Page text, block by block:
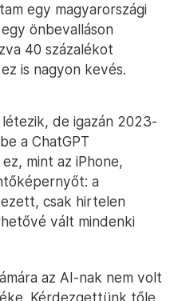
egy magyarországi
önbevalláson
40 százalékot
is nagyon kevés.
de igazán 2023-
a ChatGPT
mint az iPhone,
a
csak hirtelen
vált mindenki
az AI-nak nem volt
Kérdezgettünk tőle